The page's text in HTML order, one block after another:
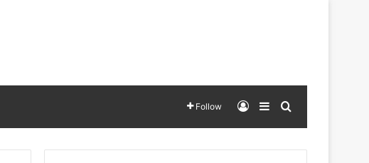
Follow Log InSidebarSearch for